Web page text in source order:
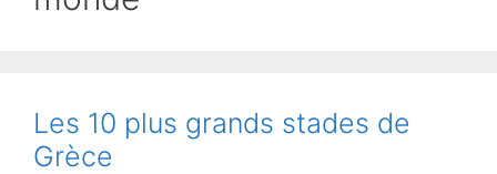
Les 10 plus grands stades de
Grèce